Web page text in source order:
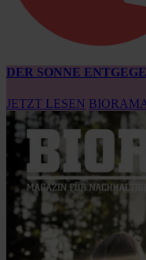
DER SONNE
JETZT LESEN